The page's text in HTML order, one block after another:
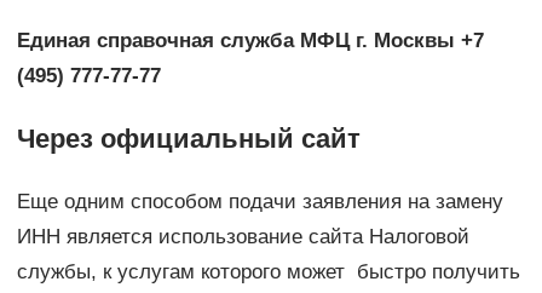
Единая справочная служба МФЦ г. Москвы +7
(495) 777-77-77
Через официальный сайт
Еще одним способом подачи заявления на замену
ИНН является использование сайта Налоговой
службы, к услугам которого может быстро получить